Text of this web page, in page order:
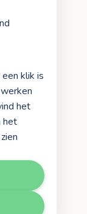
klik is
het
het